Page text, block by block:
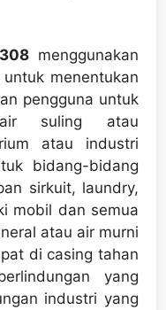
menggunakan
menentukan
pengguna untuk
air suling atau
atau industri
bidang-bidang
sirkuit, laundry,
mobil dan semua
atau air murni
di casing tahan
yang
industri yang